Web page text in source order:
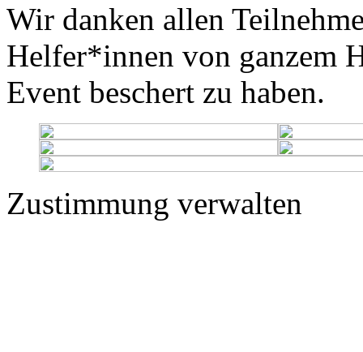
Wir danken allen
Helfer*innen von ganzem
Event beschert zu haben.
Zustimmung verwalten